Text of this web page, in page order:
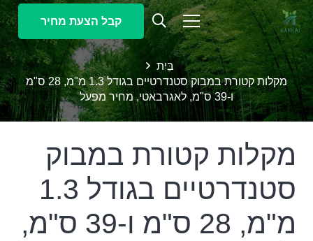
קבל הצעת מחיר
בַּיִת
מקלות קטורת במבוק סטנדרטיים בגודל 1.3 מ"מ, 28 ס"מ
ו-39 ס"מ, לאגרבאטי, מחיר מפעל
מקלות קטורת במבוק
סטנדרטיים בגודל 1.3
מ"מ, 28 ס"מ ו-39 ס"מ,